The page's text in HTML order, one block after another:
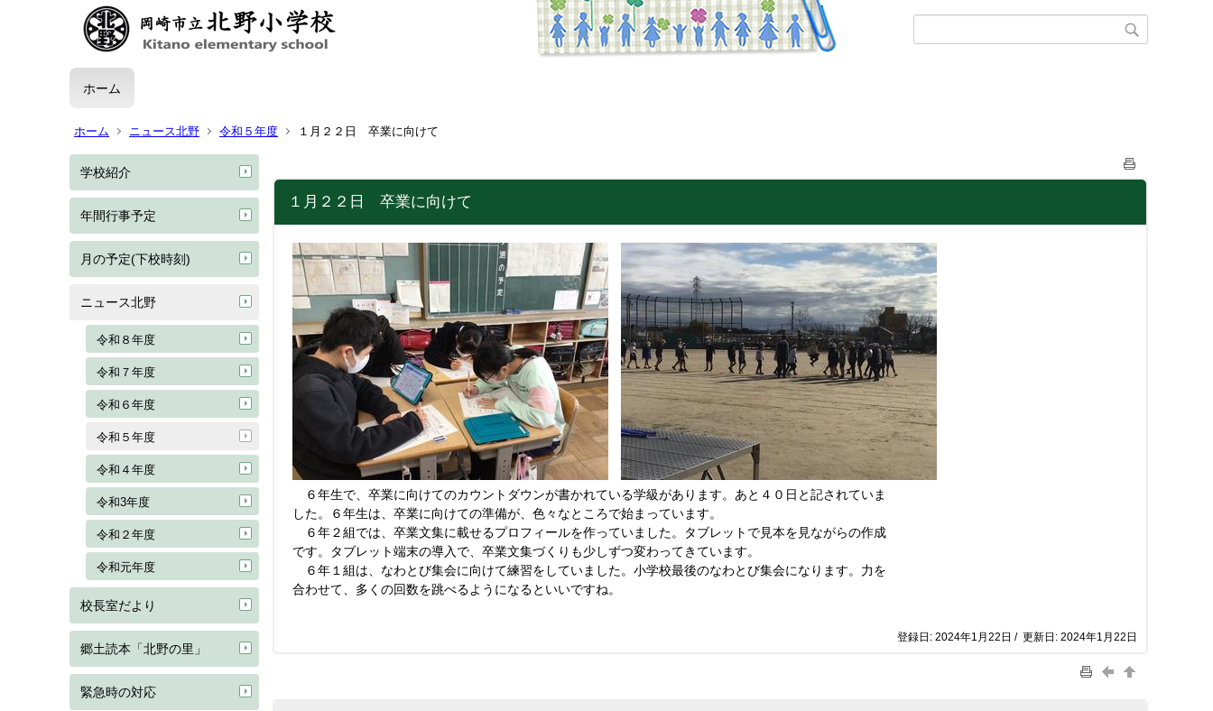
ホーム
ホーム ニュース北野 令和５年度 １月２２日 卒業に向けて
学校紹介
年間行事予定
月の予定(下校時刻)
ニュース北野
令和８年度
令和７年度
令和６年度
令和５年度
令和４年度
令和3年度
令和２年度
令和元年度
校長室だより
郷土読本「北野の里」
緊急時の対応
１月２２日 卒業に向けて
６年生で、卒業に向けてのカウントダウンが書かれている学級があります。あと４０日と記されていま
した。６年生は、卒業に向けての準備が、色々なところで始まっています。
６年２組では、卒業文集に載せるプロフィールを作っていました。タブレットで見本を見ながらの作成
です。タブレット端末の導入で、卒業文集づくりも少しずつ変わってきています。
６年１組は、なわとび集会に向けて練習をしていました。小学校最後のなわとび集会になります。力を
合わせて、多くの回数を跳べるようになるといいですね。
登録日: 2024年1月22日 / 更新日: 2024年1月22日